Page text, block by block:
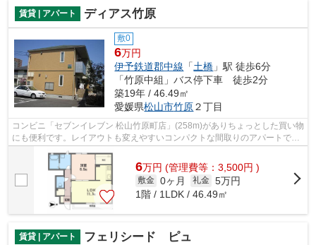
賃貸 | アパート ディアス竹原
敷0
6万円
伊予鉄道郡中線 「土橋 」駅 徒歩6分
「竹原中組」バス停下車 徒歩2分
築19年 / 46.49㎡
愛媛県松山市竹原２丁目
コンビニ「セブンイレブン 松山竹原町店」(258m)がありちょっとした買い物
にも便利です。レイアウトも変えやすいコンパクトな間取りのアパートで
す。あなたにとって快適な物件を探すな...
6万円 (管理費等：3,500円 )
敷金 0ヶ月 礼金 5万円
1階 / 1LDK / 46.49㎡
賃貸 | アパート フェリシード ピュ